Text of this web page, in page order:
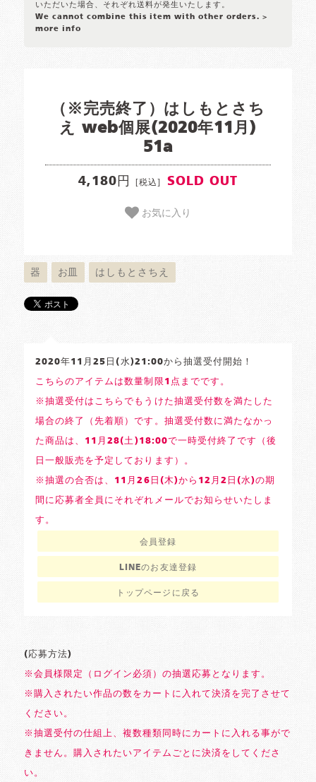
いただいた場合、それぞれ送料が発生いたします。
We cannot combine this item with other orders. >
more info
（※完売終了）はしもとさち
え web個展(2020年11月)
51a
4,180円 [税込] SOLD OUT
お気に入り
器 お皿 はしもとさちえ
2020年11月25日(水)21:00から抽選受付開始！
こちらのアイテムは数量制限1点までです。
※抽選受付はこちらでもうけた抽選受付数を満たした
場合の終了（先着順）です。抽選受付数に満たなかっ
た商品は、11月28(土)18:00で一時受付終了です（後
日一般販売を予定しております）。
※抽選の合否は、11月26日(木)から12月2日(水)の期
間に応募者全員にそれぞれメールでお知らせいたしま
す。
会員登録
LINEのお友達登録
トップページに戻る
(応募方法)
※会員様限定（ログイン必須）の抽選応募となります。
※購入されたい作品の数をカートに入れて決済を完了させて
ください。
※抽選受付の仕組上、複数種類同時にカートに入れる事がで
きません。購入されたいアイテムごとに決済をしてくださ
い。